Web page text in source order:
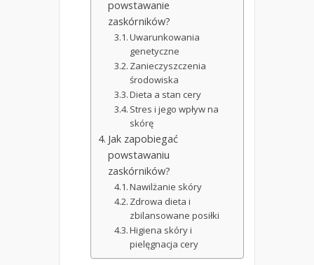
powstawanie
zaskórników?
Uwarunkowania
genetyczne
Zanieczyszczenia
środowiska
Dieta a stan cery
Stres i jego wpływ na
skórę
Jak zapobiegać
powstawaniu
zaskórników?
Nawilżanie skóry
Zdrowa dieta i
zbilansowane posiłki
Higiena skóry i
pielęgnacja cery